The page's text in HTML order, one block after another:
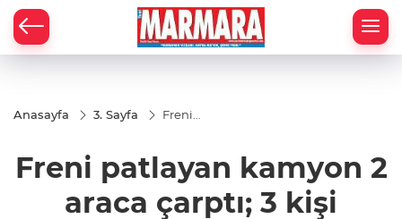
Anasayfa 3. Sayfa
Freni
çarptı; 3
kişi
yaralandı
Freni patlayan kamyon 2
araca çarptı; 3 kişi